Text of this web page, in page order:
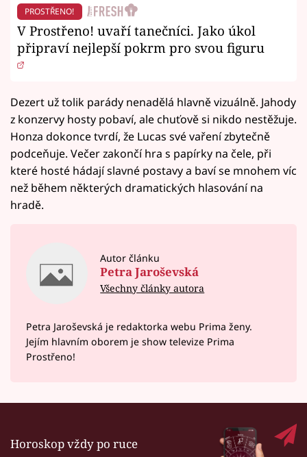
PROSTŘENO!
V Prostřeno! uvaří tanečníci. Jako úkol
připraví nejlepší pokrm pro svou figuru
Dezert už tolik parády nenadělá hlavně vizuálně. Jahody
z konzervy hosty pobaví, ale chuťově si nikdo nestěžuje.
Honza dokonce tvrdí, že Lucas své vaření zbytečně
podceňuje. Večer zakončí hra s papírky na čele, při
které hosté hádají slavné postavy a baví se mnohem víc
než během některých dramatických hlasování na
hradě.
Autor článku
Petra Jaroševská
Všechny články autora
Petra Jaroševská je redaktorka webu Prima ženy.
Jejím hlavním oborem je show televize Prima
Prostřeno!
Horoskop vždy po ruce